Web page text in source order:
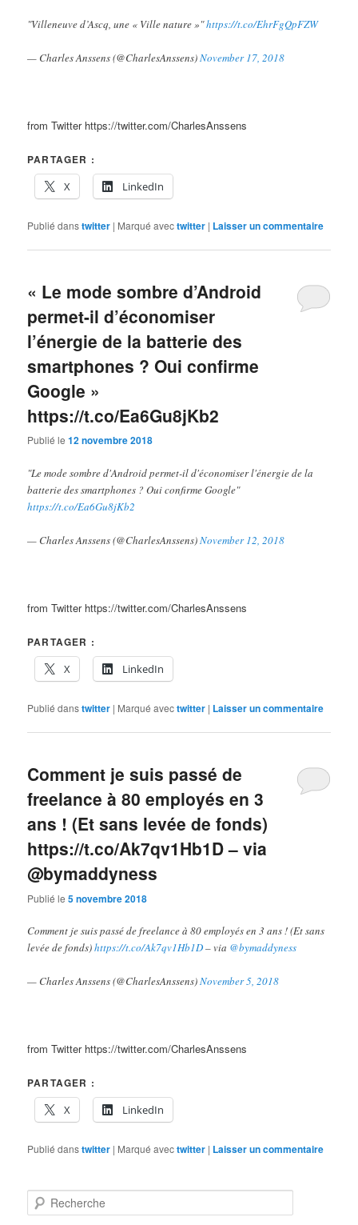
"Villeneuve d’Ascq, une « Ville nature »"https://t.co/EhrFgQpFZW
— Charles Anssens (@CharlesAnssens)November 17, 2018
from Twitter https://twitter.com/CharlesAnssens
PARTAGER :
X
LinkedIn
Publié danstwitter | Marqué avectwitter | Laisser un commentaire
« Le mode sombre d’Android
permet-il d’économiser
l’énergie de la batterie des
smartphones ? Oui confirme
Google »
https://t.co/Ea6Gu8jKb2
Publié le12 novembre 2018
"Le mode sombre d'Android permet-il d'économiser l'énergie de la
batterie des smartphones ? Oui confirme Google"
https://t.co/Ea6Gu8jKb2
— Charles Anssens (@CharlesAnssens)November 12, 2018
from Twitter https://twitter.com/CharlesAnssens
PARTAGER :
X
LinkedIn
Publié danstwitter | Marqué avectwitter | Laisser un commentaire
Comment je suis passé de
freelance à 80 employés en 3
ans ! (Et sans levée de fonds)
https://t.co/Ak7qv1Hb1D – via
@bymaddyness
Publié le5 novembre 2018
Comment je suis passé de freelance à 80 employés en 3 ans ! (Et sans
levée de fonds)https://t.co/Ak7qv1Hb1D– via @bymaddyness
— Charles Anssens (@CharlesAnssens)November 5, 2018
from Twitter https://twitter.com/CharlesAnssens
PARTAGER :
X
LinkedIn
Publié danstwitter | Marqué avectwitter | Laisser un commentaire
e